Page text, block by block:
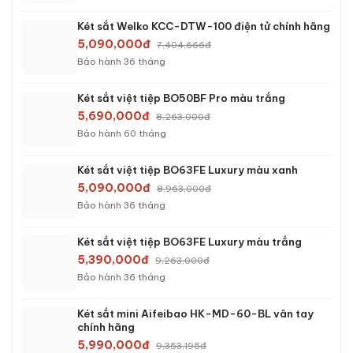
Két sắt Welko KCC-DTW-100 điện tử chính hãng
5,090,000đ 7,404,666đ
Bảo hành 36 tháng
Két sắt việt tiệp BO50BF Pro màu trắng
5,690,000đ 8,263,000đ
Bảo hành 60 tháng
Két sắt việt tiệp BO63FE Luxury màu xanh
5,090,000đ 8,963,000đ
Bảo hành 36 tháng
Két sắt việt tiệp BO63FE Luxury màu trắng
5,390,000đ 9,263,000đ
Bảo hành 36 tháng
Két sắt mini Aifeibao HK-MD-60-BL vân tay
chính hãng
5,990,000đ 9,353,195đ